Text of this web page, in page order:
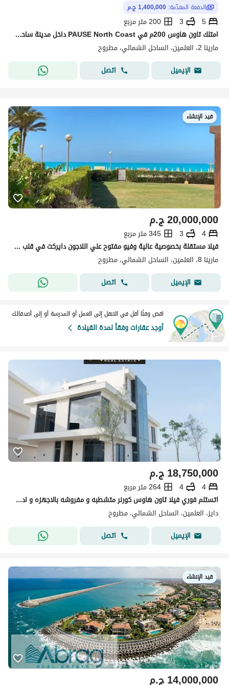
الدفعة المقدّمة: 1,400,000 ج.م
5
3
200 متر مربع
امتلك تاون هاوس 200م في PAUSE North Coast داخل مدينة ساحلية متكاملة على البحر مباشرة!
مارينا 2، العلمين، الساحل الشمالي، مطروح
الإيميل
اتصل
قيد الإنشاء
ج.م20,000,000
4
3
345 متر مربع
فيلا مستقلة بخصوصية عالية وفيو مفتوح علي اللاجون دايركت في قلب العالمين صف اول علي البحر في مارينا 8 قسط
مارينا 8، العلمين، الساحل الشمالي، مطروح
الإيميل
اتصل
اقض وقتًا أقل في التنقل إلى العمل أو المدرسة أو إلى أصدقائك
أوجد عقارات وفقاً لمدة القيادة
ج.م18,750,000
4
4
264 متر مربع
اتستلم فوري فيلا تاون هاوس كورنر متشطبه و مفروشه بالاجهزه و ادوات المطبخ دايركت علي البحر و بفيو بانورامي 360° بجوار فندق ريكسوس في العلمين الجديده
دايز، العلمين، الساحل الشمالي، مطروح
الإيميل
اتصل
قيد الإنشاء
ج.م14,000,000